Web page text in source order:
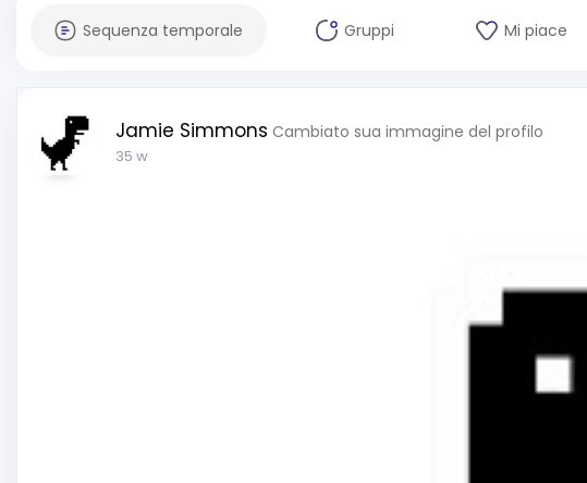
Sequenza temporale Gruppi Mi piace
Jamie Simmons Cambiato sua immagine del profilo
35 w